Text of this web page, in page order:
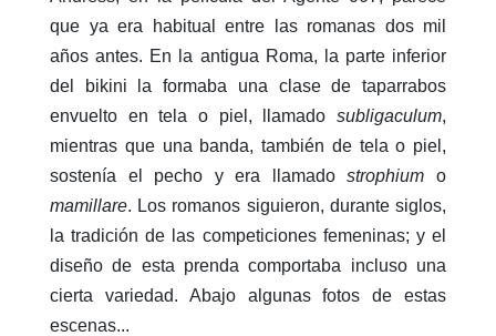
que ya era habitual entre las romanas dos mil
años antes. En la antigua Roma, la parte inferior
del bikini la formaba una clase de taparrabos
envuelto en tela o piel, llamado subligaculum,
mientras que una banda, también de tela o piel,
sostenía el pecho y era llamadostrophium o
mamillare. Los romanos siguieron, durante siglos,
la tradición de las competiciones femeninas; y el
diseño de esta prenda comportaba incluso una
cierta variedad. Abajo algunas fotos de estas
escenas...